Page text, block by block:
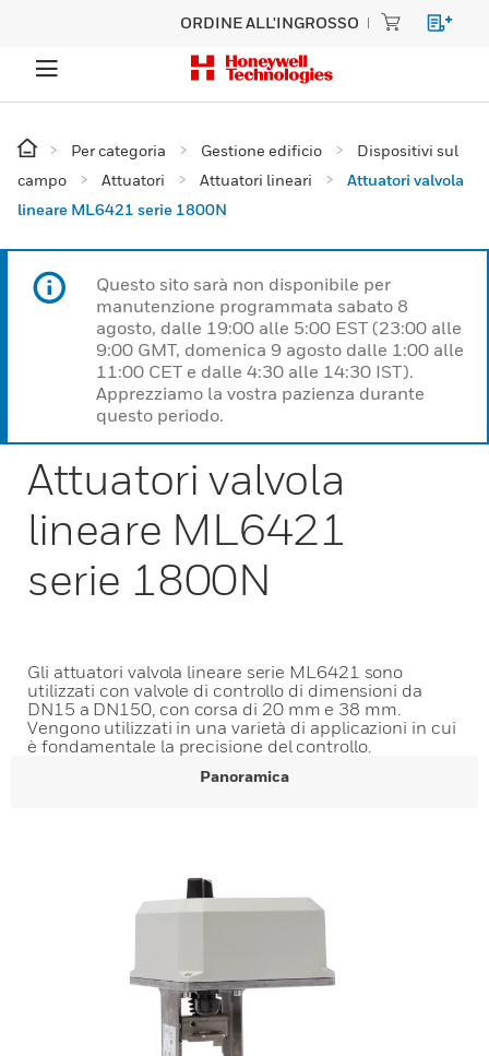
ORDINE ALL'INGROSSO
Per categoria Gestione edificio
Dispositivi sul
campo
Attuatori Attuatori lineari
Attuatori valvola
lineare ML6421 serie 1800N
Questo sito sarà non disponibile per
manutenzione programmata sabato 8
agosto, dalle 19:00 alle 5:00 EST (23:00 alle
9:00 GMT, domenica 9 agosto dalle 1:00 alle
11:00 CET e dalle 4:30 alle 14:30 IST).
Apprezziamo la vostra pazienza durante
questo periodo.
Attuatori valvola
lineare ML6421
serie 1800N
Gli attuatori valvola lineare serie ML6421 sono
utilizzati con valvole di controllo di dimensioni da
DN15 a DN150, con corsa di 20 mm e 38 mm.
Vengono utilizzati in una varietà di applicazioni in cui
è fondamentale la precisione del controllo.
Panoramica